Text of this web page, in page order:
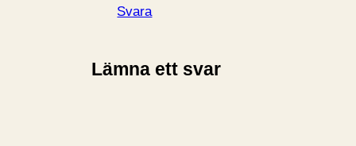
Svara
Lämna ett svar